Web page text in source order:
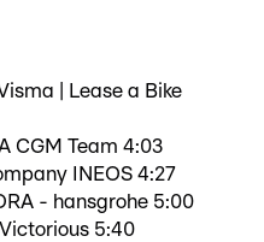
| Lease a Bike
CGM Team 4:03
INEOS 4:27
- hansgrohe 5:00
5:40